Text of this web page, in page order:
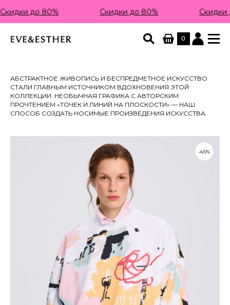
0
до 80% Скидки до 80% Скидки
АБСТРАКТНОЕ ЖИВОПИСЬ И БЕСПРЕДМЕТНОЕ ИСКУССТВО
СТАЛИ ГЛАВНЫМ ИСТОЧНИКОМ ВДОХНОВЕНИЯ ЭТОЙ
КОЛЛЕКЦИИ. НЕОБЫЧНАЯ ГРАФИКА С АВТОРСКИМ
ПРОЧТЕНИЕМ «ТОЧЕК И ЛИНИЙ НА ПЛОСКОСТИ» — НАШ
СПОСОБ СОЗДАТЬ НОСИМЫЕ ПРОИЗВЕДЕНИЯ ИСКУССТВА.
-46%